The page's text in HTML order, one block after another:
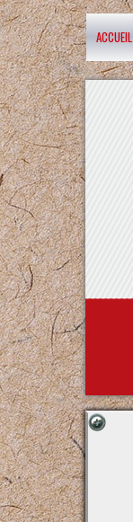
ACCUEIL